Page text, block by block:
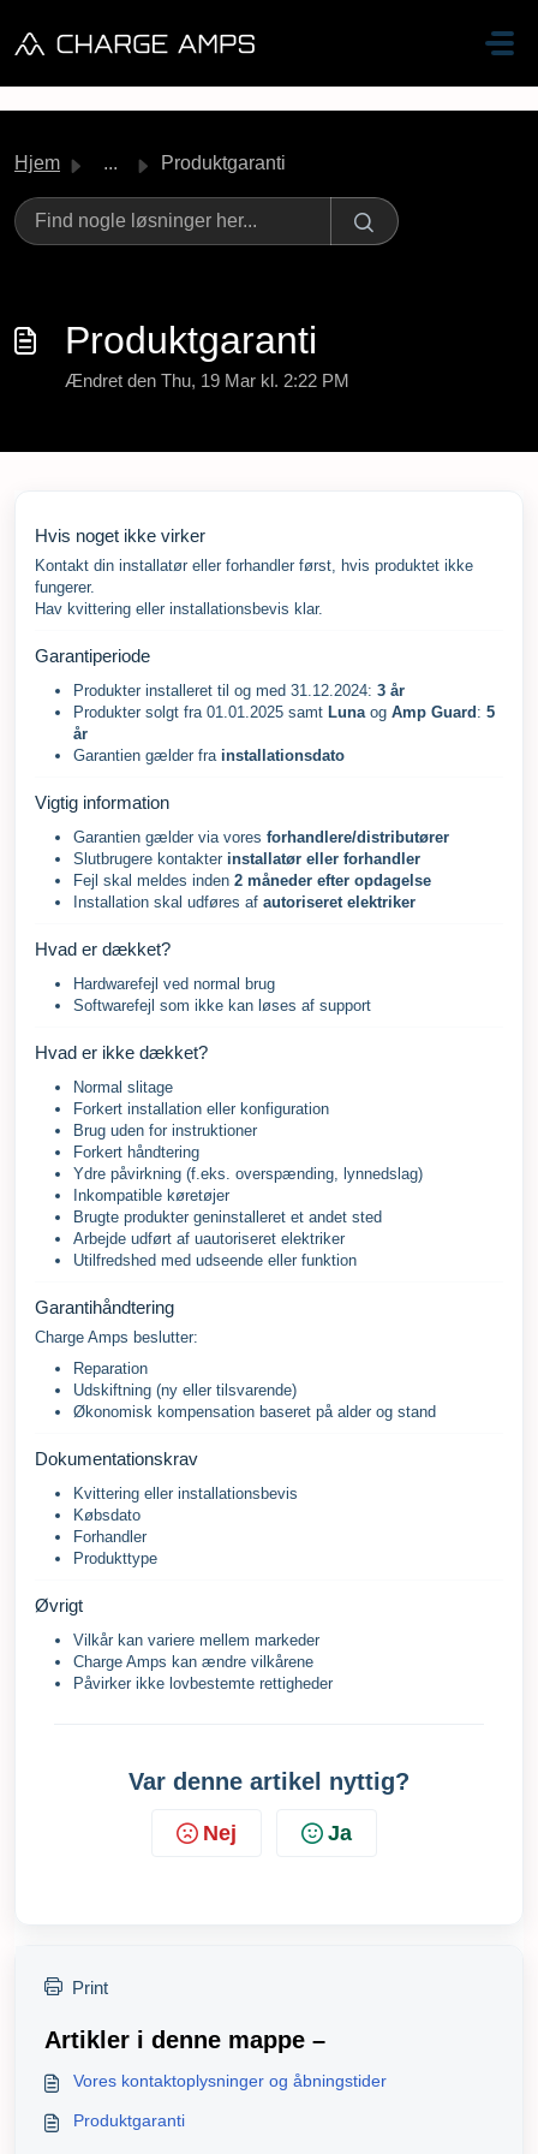
Hjem ... Produktgaranti
Produktgaranti
Ændret den Thu, 19 Mar kl. 2:22 PM
Hvis noget ikke virker
Kontakt din installatør eller forhandler først, hvis produktet ikke
fungerer.
Hav kvittering eller installationsbevis klar.
Garantiperiode
Produkter installeret til og med 31.12.2024: 3 år
Produkter solgt fra 01.01.2025 samt Lunaog Amp Guard : 5
år
Garantien gælder fra installationsdato
Vigtig information
Garantien gælder via vores forhandlere/distributører
Slutbrugere kontakter installatør eller forhandler
Fejl skal meldes inden 2 måneder efter opdagelse
Installation skal udføres af autoriseret elektriker
Hvad er dækket?
Hardwarefejl ved normal brug
Softwarefejl som ikke kan løses af support
Hvad er ikke dækket?
Normal slitage
Forkert installation eller konfiguration
Brug uden for instruktioner
Forkert håndtering
Ydre påvirkning (f.eks. overspænding, lynnedslag)
Inkompatible køretøjer
Brugte produkter geninstalleret et andet sted
Arbejde udført af uautoriseret elektriker
Utilfredshed med udseende eller funktion
Garantihåndtering
Charge Amps beslutter:
Reparation
Udskiftning (ny eller tilsvarende)
Økonomisk kompensation baseret på alder og stand
Dokumentationskrav
Kvittering eller installationsbevis
Købsdato
Forhandler
Produkttype
Øvrigt
Vilkår kan variere mellem markeder
Charge Amps kan ændre vilkårene
Påvirker ikke lovbestemte rettigheder
Var denne artikel nyttig?
Nej Ja
Print
Artikler i denne mappe –
Vores kontaktoplysninger og åbningstider
Produktgaranti